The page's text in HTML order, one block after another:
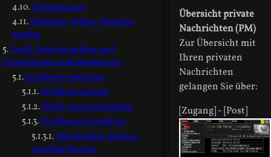
Dateimanager
Probleme, Fehler, Wünsche
melden
Profil, Seitenansichten und
Einstellungen individualisieren
Profilseite einrichten
Profiltext anlegen
Profil- und Avatarbilder
Profilmenü einrichten
Menüpunkte: Eintrag
erstellen/löschen
Übersicht private
Nachrichten (PM)
Zur Übersicht mit
Ihren privaten
Nachrichten
gelangen Sie über:
[Zugang] - [Post]